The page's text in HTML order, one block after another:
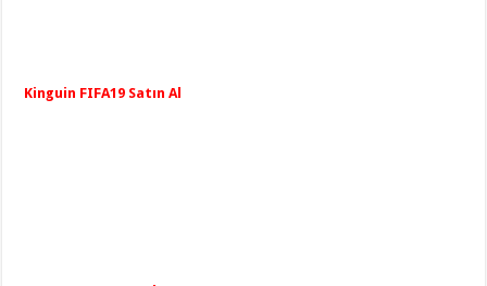
Kinguin FIFA19 Satın Al